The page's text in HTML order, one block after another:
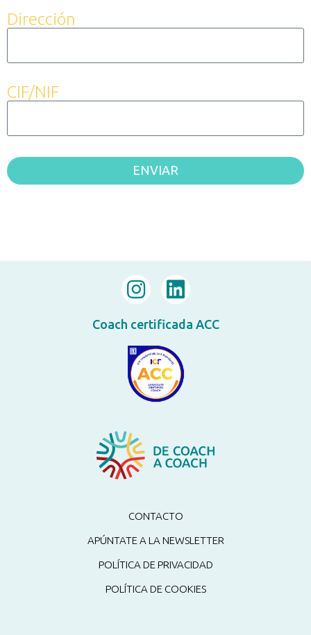
Dirección
CIF/NIF
ENVIAR
CONTACTO
APÚNTATE A LA NEWSLETTER
POLÍTICA DE PRIVACIDAD
POLÍTICA DE COOKIES
Coach certificada ACC